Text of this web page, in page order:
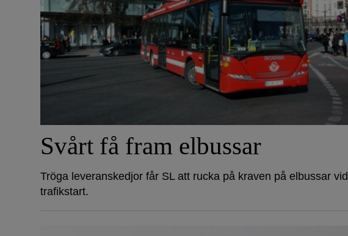
Svårt få fram elbussar
Tröga leveranskedjor får SL att rucka på kraven på elbussar vid
trafikstart.